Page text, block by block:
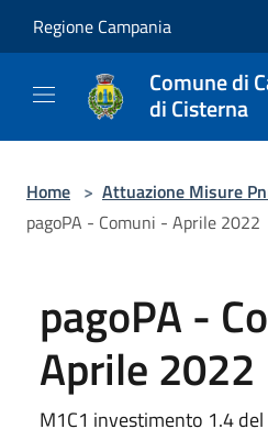
Regione Campania
Comune di
di Cisterna
Home > Attuazione Misure
pagoPA - Comuni - Aprile 2022
pagoPA -
Aprile 2022
M1C1 investimento 1.4 del